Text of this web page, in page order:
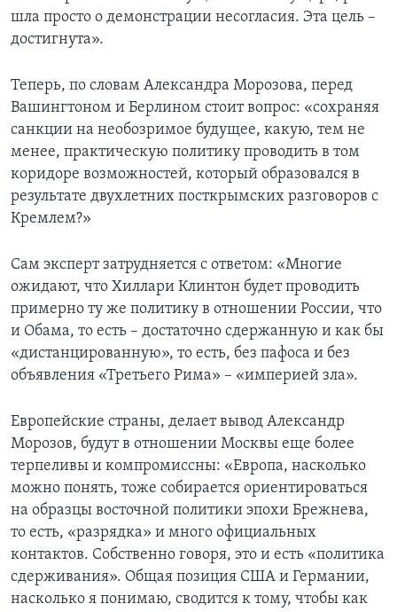
шла просто о демонстрации несогласия. Эта цель –
достигнута».
Теперь, по словам Александра Морозова, перед
Вашингтоном и Берлином стоит вопрос: «сохраняя
санкции на необозримое будущее, какую, тем не
менее, практическую политику проводить в том
коридоре возможностей, который образовался в
результате двухлетних посткрымских разговоров с
Кремлем?»
Сам эксперт затрудняется с ответом: «Многие
ожидают, что Хиллари Клинтон будет проводить
примерно ту же политику в отношении России, что
и Обама, то есть – достаточно сдержанную и как бы
«дистанцированную», то есть, без пафоса и без
объявления «Третьего Рима» – «империей зла».
Европейские страны, делает вывод Александр
Морозов, будут в отношении Москвы еще более
терпеливы и компромиссны: «Европа, насколько
можно понять, тоже собирается ориентироваться
на образцы восточной политики эпохи Брежнева,
то есть, «разрядка» и много официальных
контактов. Собственно говоря, это и есть «политика
сдерживания». Общая позиция США и Германии,
насколько я понимаю, сводится к тому, чтобы как